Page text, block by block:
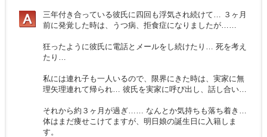
三年付き合っている彼氏に四回も浮気され続けて… ３ヶ月
前に発覚した時は、うつ病、拒食症になりましたが……
狂ったように彼氏に電話とメールをし続けたり… 死を考え
たり…
私には連れ子も一人いるので、限界にきた時は、実家に無
理矢理連れて帰られ… 彼氏を実家に呼び出し、話し合い…
それから約３ヶ月が過ぎ…… なんとか気持ちも落ち着き…
体はまだ痩せこけてますが、明日娘の誕生日に入籍しま
す。